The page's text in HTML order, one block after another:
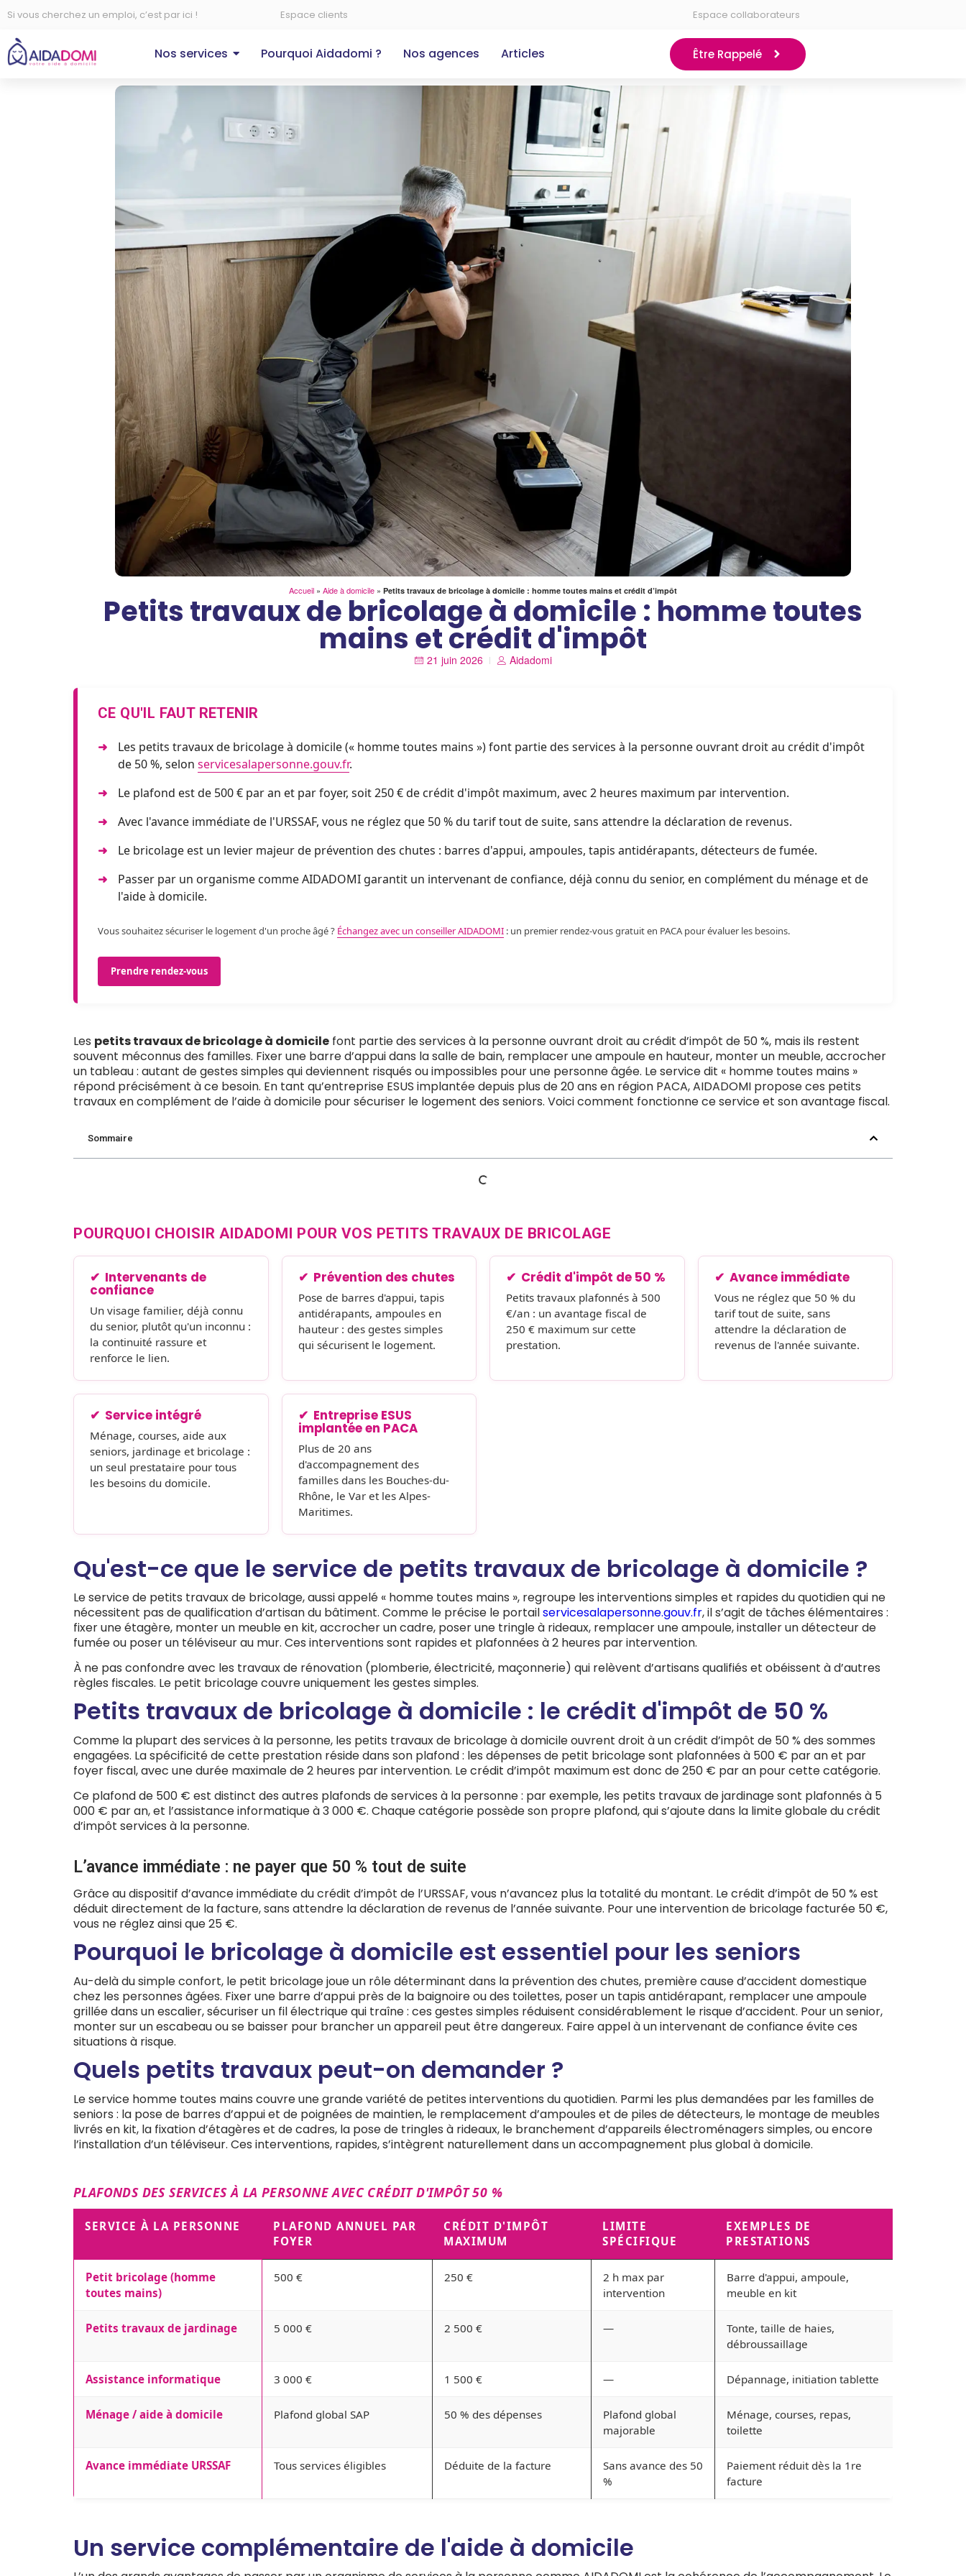
Si vous cherchez un emploi, c’est par ici ! Espace clients Espace collaborateurs
Nos services Pourquoi Aidadomi ? Nos agences Articles Être Rappelé
Accueil » Aide à domicile » Petits travaux de bricolage à domicile : homme toutes mains et crédit d’impôt
Petits travaux de bricolage à domicile : homme toutes
mains et crédit d'impôt
21 juin 2026 Aidadomi
CE QU'IL FAUT RETENIR
Les petits travaux de bricolage à domicile (« homme toutes mains ») font partie des services à la personne ouvrant droit au crédit d'impôt
de 50 %, selon servicesalapersonne.gouv.fr.
Le plafond est de 500 € par an et par foyer, soit 250 € de crédit d'impôt maximum, avec 2 heures maximum par intervention.
Avec l'avance immédiate de l'URSSAF, vous ne réglez que 50 % du tarif tout de suite, sans attendre la déclaration de revenus.
Le bricolage est un levier majeur de prévention des chutes : barres d'appui, ampoules, tapis antidérapants, détecteurs de fumée.
Passer par un organisme comme AIDADOMI garantit un intervenant de confiance, déjà connu du senior, en complément du ménage et de
l'aide à domicile.
Vous souhaitez sécuriser le logement d'un proche âgé ? Échangez avec un conseiller AIDADOMI : un premier rendez-vous gratuit en PACA pour évaluer les besoins.
Prendre rendez-vous
Les petits travaux de bricolage à domicile font partie des services à la personne ouvrant droit au crédit d’impôt de 50 %, mais ils restent
souvent méconnus des familles. Fixer une barre d’appui dans la salle de bain, remplacer une ampoule en hauteur, monter un meuble, accrocher
un tableau : autant de gestes simples qui deviennent risqués ou impossibles pour une personne âgée. Le service dit « homme toutes mains »
répond précisément à ce besoin. En tant qu’entreprise ESUS implantée depuis plus de 20 ans en région PACA, AIDADOMI propose ces petits
travaux en complément de l’aide à domicile pour sécuriser le logement des seniors. Voici comment fonctionne ce service et son avantage fiscal.
Sommaire
POURQUOI CHOISIR AIDADOMI POUR VOS PETITS TRAVAUX DE BRICOLAGE
Intervenants de
confiance
Un visage familier, déjà connu
du senior, plutôt qu'un inconnu :
la continuité rassure et
renforce le lien.
Prévention des chutes
Pose de barres d'appui, tapis
antidérapants, ampoules en
hauteur : des gestes simples
qui sécurisent le logement.
Crédit d'impôt de 50 %
Petits travaux plafonnés à 500
€/an : un avantage fiscal de
250 € maximum sur cette
prestation.
Avance immédiate
Vous ne réglez que 50 % du
tarif tout de suite, sans
attendre la déclaration de
revenus de l'année suivante.
Service intégré
Ménage, courses, aide aux
seniors, jardinage et bricolage :
un seul prestataire pour tous
les besoins du domicile.
Entreprise ESUS
implantée en PACA
Plus de 20 ans
d'accompagnement des
familles dans les Bouches-du-
Rhône, le Var et les Alpes-
Maritimes.
Qu'est-ce que le service de petits travaux de bricolage à domicile ?
Le service de petits travaux de bricolage, aussi appelé « homme toutes mains », regroupe les interventions simples et rapides du quotidien qui ne
nécessitent pas de qualification d’artisan du bâtiment. Comme le précise le portailservicesalapersonne.gouv.fr, il s’agit de tâches élémentaires :
fixer une étagère, monter un meuble en kit, accrocher un cadre, poser une tringle à rideaux, remplacer une ampoule, installer un détecteur de
fumée ou poser un téléviseur au mur. Ces interventions sont rapides et plafonnées à 2 heures par intervention.
À ne pas confondre avec les travaux de rénovation (plomberie, électricité, maçonnerie) qui relèvent d’artisans qualifiés et obéissent à d’autres
règles fiscales. Le petit bricolage couvre uniquement les gestes simples.
Petits travaux de bricolage à domicile : le crédit d'impôt de 50 %
Comme la plupart des services à la personne, les petits travaux de bricolage à domicile ouvrent droit à un crédit d’impôt de 50 % des sommes
engagées. La spécificité de cette prestation réside dans son plafond : les dépenses de petit bricolage sont plafonnées à 500 € par an et par
foyer fiscal, avec une durée maximale de 2 heures par intervention. Le crédit d’impôt maximum est donc de 250 € par an pour cette catégorie.
Ce plafond de 500 € est distinct des autres plafonds de services à la personne : par exemple, les petits travaux de jardinage sont plafonnés à 5
000 € par an, et l’assistance informatique à 3 000 €. Chaque catégorie possède son propre plafond, qui s’ajoute dans la limite globale du crédit
d’impôt services à la personne.
L’avance immédiate : ne payer que 50 % tout de suite
Grâce au dispositif d’avance immédiate du crédit d’impôt de l’URSSAF, vous n’avancez plus la totalité du montant. Le crédit d’impôt de 50 % est
déduit directement de la facture, sans attendre la déclaration de revenus de l’année suivante. Pour une intervention de bricolage facturée 50 €,
vous ne réglez ainsi que 25 €.
Pourquoi le bricolage à domicile est essentiel pour les seniors
Au-delà du simple confort, le petit bricolage joue un rôle déterminant dans la prévention des chutes, première cause d’accident domestique
chez les personnes âgées. Fixer une barre d’appui près de la baignoire ou des toilettes, poser un tapis antidérapant, remplacer une ampoule
grillée dans un escalier, sécuriser un fil électrique qui traîne : ces gestes simples réduisent considérablement le risque d’accident. Pour un senior,
monter sur un escabeau ou se baisser pour brancher un appareil peut être dangereux. Faire appel à un intervenant de confiance évite ces
situations à risque.
Quels petits travaux peut-on demander ?
Le service homme toutes mains couvre une grande variété de petites interventions du quotidien. Parmi les plus demandées par les familles de
seniors : la pose de barres d’appui et de poignées de maintien, le remplacement d’ampoules et de piles de détecteurs, le montage de meubles
livrés en kit, la fixation d’étagères et de cadres, la pose de tringles à rideaux, le branchement d’appareils électroménagers simples, ou encore
l’installation d’un téléviseur. Ces interventions, rapides, s’intègrent naturellement dans un accompagnement plus global à domicile.
PLAFONDS DES SERVICES À LA PERSONNE AVEC CRÉDIT D'IMPÔT 50 %
SERVICE À LA PERSONNE
PLAFOND ANNUEL PAR
FOYER
CRÉDIT D'IMPÔT
MAXIMUM
LIMITE
SPÉCIFIQUE
EXEMPLES DE
PRESTATIONS
Petit bricolage (homme
toutes mains)
500 € 250 €
2 h max par
intervention
Barre d'appui, ampoule,
meuble en kit
Petits travaux de jardinage 5 000 € 2 500 € —
Tonte, taille de haies,
débroussaillage
Assistance informatique 3 000 € 1 500 € — Dépannage, initiation tablette
Ménage / aide à domicile Plafond global SAP 50 % des dépenses
Plafond global
majorable
Ménage, courses, repas,
toilette
Avance immédiate URSSAF Tous services éligibles Déduite de la facture
Sans avance des 50
%
Paiement réduit dès la 1re
facture
Un service complémentaire de l'aide à domicile